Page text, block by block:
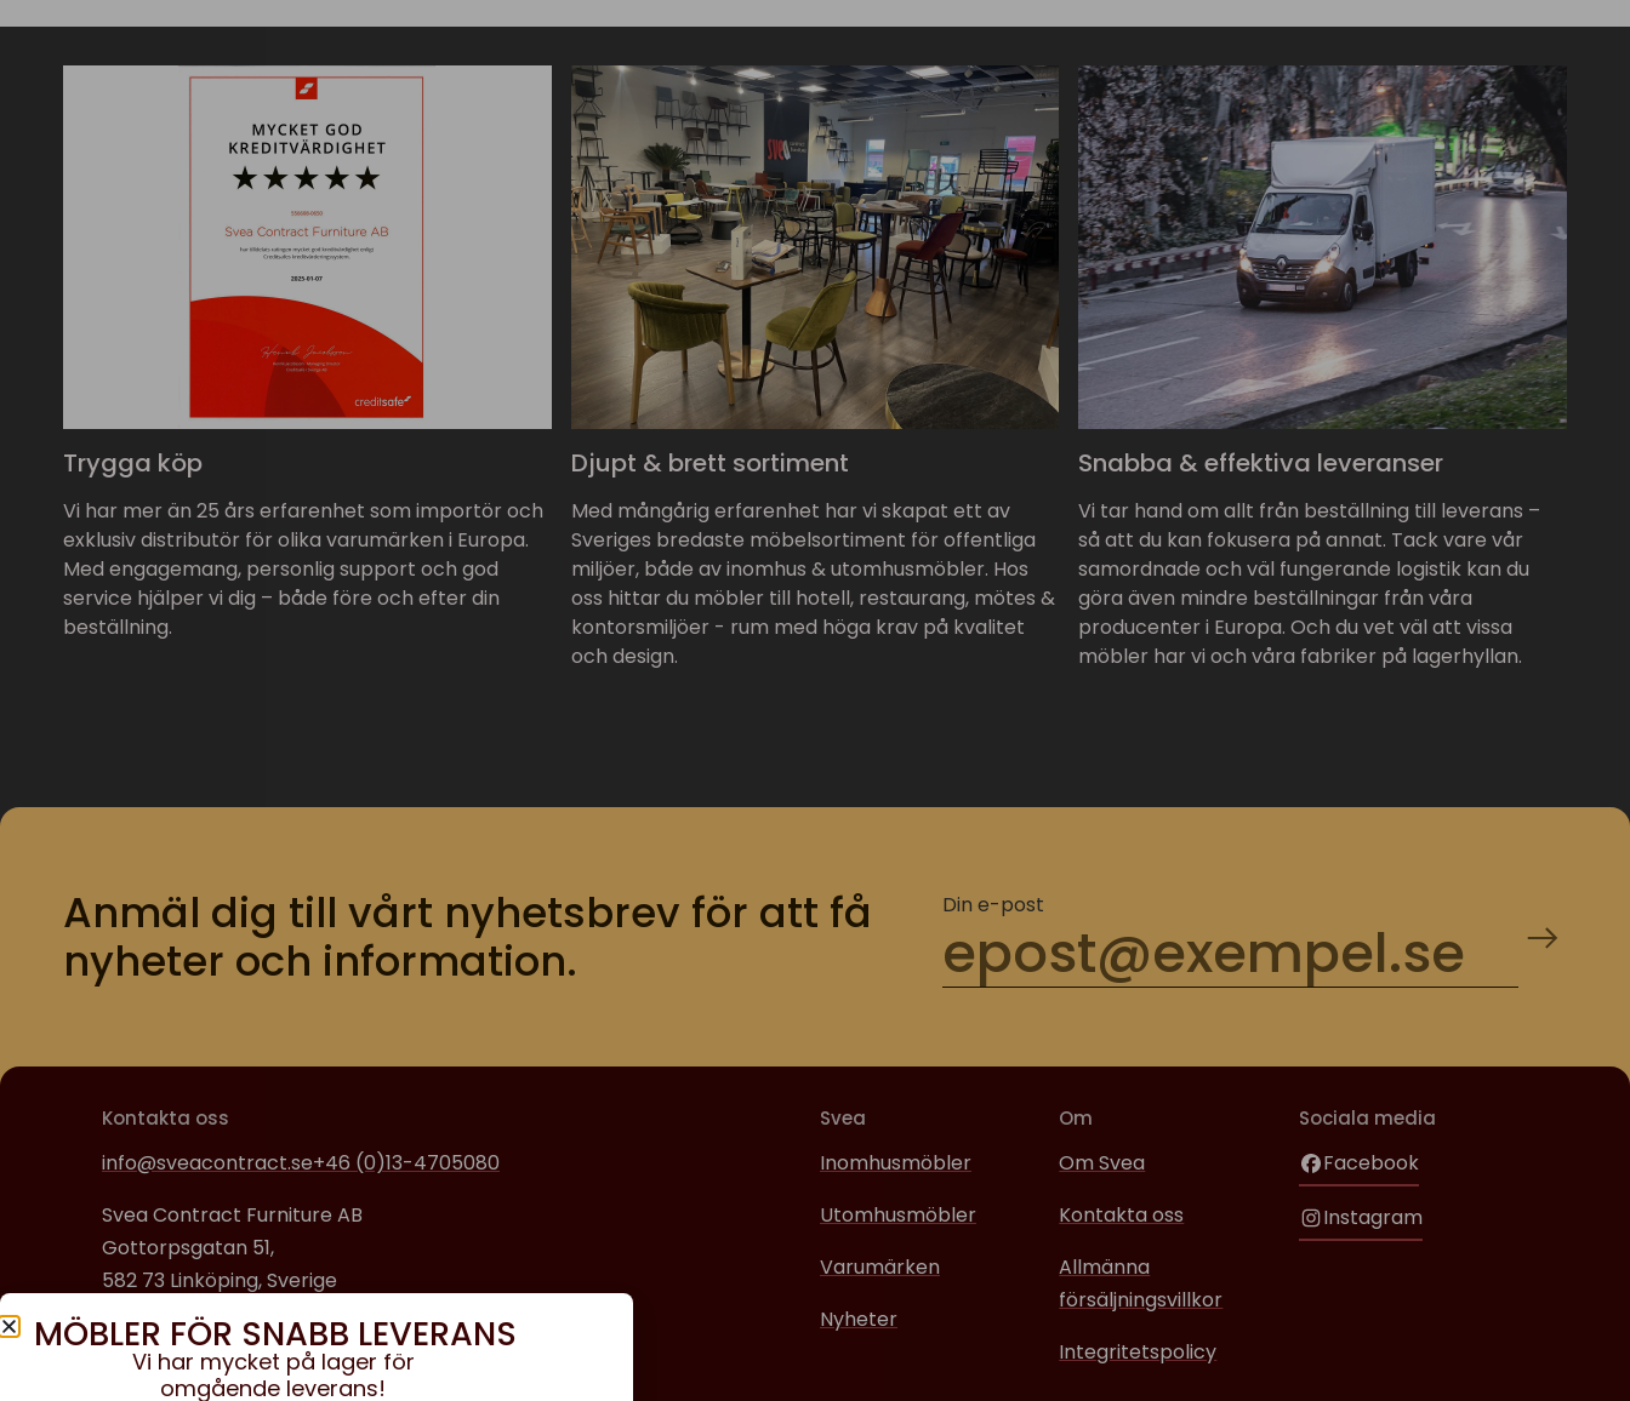
Trygga köp
Vi har mer än 25 års erfarenhet som importör och
exklusiv distributör för olika varumärken i Europa.
Med engagemang, personlig support och god
service hjälper vi dig – både före och efter din
beställning.
Djupt & brett sortiment
Med mångårig erfarenhet har vi skapat ett av
Sveriges bredaste möbelsortiment för offentliga
miljöer, både av inomhus & utomhusmöbler. Hos
oss hittar du möbler till hotell, restaurang, mötes &
kontorsmiljöer - rum med höga krav på kvalitet
och design.
Snabba & effektiva leveranser
Vi tar hand om allt från beställning till leverans –
så att du kan fokusera på annat. Tack vare vår
samordnade och väl fungerande logistik kan du
göra även mindre beställningar från våra
producenter i Europa. Och du vet väl att vissa
möbler har vi och våra fabriker på lagerhyllan.
Anmäl dig till vårt nyhetsbrev för att få
nyheter och information.
Din e-post
Kontakta oss
info@sveacontract.se+46 (0)13-4705080
Svea Contract Furniture AB
Gottorpsgatan 51,
582 73 Linköping, Sverige
Organisationsnummer:
556608-0650
Svea
Inomhusmöbler
Utomhusmöbler
Varumärken
Nyheter
Om
Om Svea
Kontakta oss
Allmänna
försäljningsvillkor
Integritetspolicy
Sociala media
Facebook
Instagram
MÖBLER FÖR SNABB LEVERANS
Vi har mycket på lager för
omgående leverans!